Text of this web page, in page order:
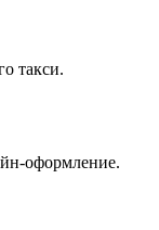
такси.
оформление.